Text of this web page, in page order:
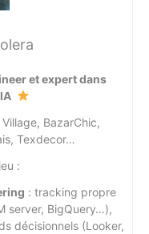
et expert dans
BazarChic,
Texdecor…
:
: tracking propre
server, BigQuery…),
décisionnels (Looker,